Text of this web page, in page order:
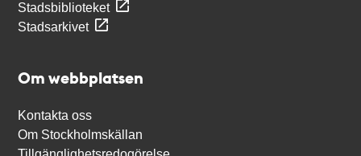
Stadsbiblioteket
Stadsarkivet
Om webbplatsen
Kontakta oss
Om Stockholmskällan